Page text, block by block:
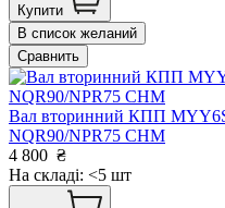
Купити
В список желаний
Сравнить
Вал вторинний КПП
NQR90/NPR75 CHM
4 800 ₴
На складі: <5 шт